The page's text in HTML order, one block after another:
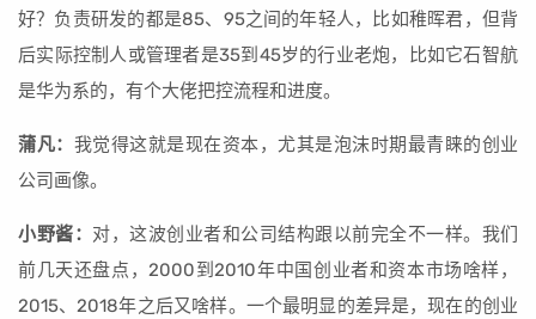
好？负责研发的都是85、95之间的年轻人，比如稚晖君，但背
后实际控制人或管理者是35到45岁的行业老炮，比如它石智航
是华为系的，有个大佬把控流程和进度。
蒲凡： 我觉得这就是现在资本，尤其是泡沫时期最青睐的创业
公司画像。
小野酱： 对，这波创业者和公司结构跟以前完全不一样。我们
前几天还盘点，2000到2010年中国创业者和资本市场啥样，
2015、2018年之后又啥样。一个最明显的差异是，现在的创业